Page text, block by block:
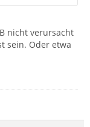
nicht verursacht
sein. Oder etwa